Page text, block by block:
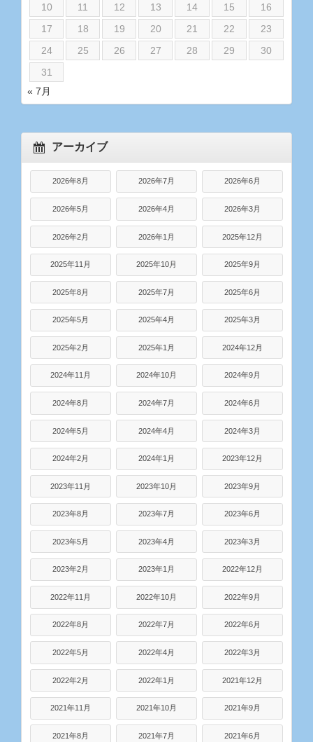
10
11 12 13 14 15
16
17
18 19 20 21 22
23
24
25 26 27 28 29
30
31
« 7月
アーカイブ
2026年8月 2026年7月 2026年6月
2026年5月 2026年4月 2026年3月
2026年2月 2026年1月 2025年12月
2025年11月 2025年10月 2025年9月
2025年8月 2025年7月 2025年6月
2025年5月 2025年4月 2025年3月
2025年2月 2025年1月 2024年12月
2024年11月 2024年10月 2024年9月
2024年8月 2024年7月 2024年6月
2024年5月 2024年4月 2024年3月
2024年2月 2024年1月 2023年12月
2023年11月 2023年10月 2023年9月
2023年8月 2023年7月 2023年6月
2023年5月 2023年4月 2023年3月
2023年2月 2023年1月 2022年12月
2022年11月 2022年10月 2022年9月
2022年8月 2022年7月 2022年6月
2022年5月 2022年4月 2022年3月
2022年2月 2022年1月 2021年12月
2021年11月 2021年10月 2021年9月
2021年8月 2021年7月 2021年6月